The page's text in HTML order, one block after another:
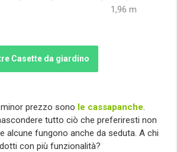
1,96 m
Casette da giardino
minor prezzo sono le cassapanche.
tutto ciò che preferiresti non
alcune fungono anche da seduta. A chi
con più funzionalità?